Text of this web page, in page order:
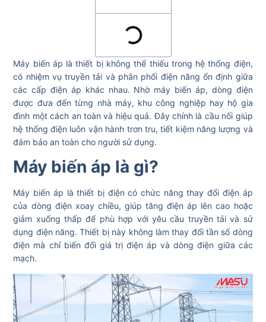
Máy biến áp là thiết bị không thể thiếu trong hệ thống điện,
có nhiệm vụ truyền tải và phân phối điện năng ổn định giữa
các cấp điện áp khác nhau. Nhờ máy biến áp, dòng điện
được đưa đến từng nhà máy, khu công nghiệp hay hộ gia
đình một cách an toàn và hiệu quả. Đây chính là cầu nối giúp
hệ thống điện luôn vận hành trơn tru, tiết kiệm năng lượng và
đảm bảo an toàn cho người sử dụng.
Máy biến áp là gì?
Máy biến áp là thiết bị điện có chức năng thay đổi điện áp
của dòng điện xoay chiều, giúp tăng điện áp lên cao hoặc
giảm xuống thấp để phù hợp với yêu cầu truyền tải và sử
dụng điện năng. Thiết bị này không làm thay đổi tần số dòng
điện mà chỉ biến đổi giá trị điện áp và dòng điện giữa các
mạch.